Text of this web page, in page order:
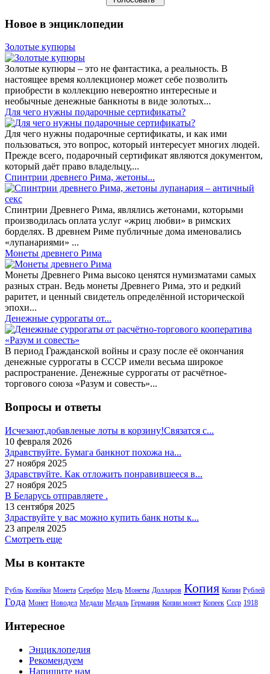
Новое в энциклопедии
Золотые купюры
Золотые купюры – это не фантастика, а реальность. В
настоящее время коллекционер может себе позволить
приобрести в коллекцию невероятно интересные и
необычные денежные банкноты в виде золотых...
​Для чего нужны подарочные сертификаты?
Для чего нужны подарочные сертификаты, и как ими
пользоваться, это вопрос, который интересует многих людей.
Прежде всего, подарочный сертификат являются документом,
который даёт право владельцу,...
Спинтрии древнего Рима, жетоны...
Спинтрии Древнего Рима, являлись жетонами, которыми
производилась оплата услуг «жриц любви» в римских
борделях. В древнем Риме публичные дома именовались
«лупанариями» ...
Монеты древнего Рима
Монеты Древнего Рима высоко ценятся нумизматами самых
разных стран. Ведь монеты Древнего Рима, это и редкий
раритет, и ценный свидетель определённой исторической
эпохи...
Денежные суррогаты от...
В период Гражданской войны и сразу после её окончания
денежные суррогаты в СССР имели весьма широкое
распространение. Денежные суррогаты от расчётное-
торгового союза «Разум и совесть»...
Вопросы и ответы
Исчезают,добавленые лоты в корзину!Связатся с...
10 февраля 2026
Здравствуйте. Бумага банкнот похожа на...
27 ноября 2025
Здравствуйте. Как отложить понравившееся в...
27 ноября 2025
В Беларусь отправляете .
13 сентября 2025
Здраствуйте у вас можно купить банк ноты к...
23 апреля 2025
Смотреть еще
Мы в контакте
Рубль Копейки Монета Серебро Медь Монеты Долларов Копия Копии Рублей
Года Монет Новодел Медали Медаль Германия Копии монет Копеек Ссср 1918
Интересное
Энциклопедия
Рекомендуем
Напишите нам